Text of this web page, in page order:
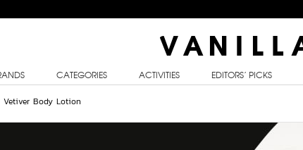
CATEGORIES ACTIVITIES EDITORS’ PICKS
Vetiver Body Lotion